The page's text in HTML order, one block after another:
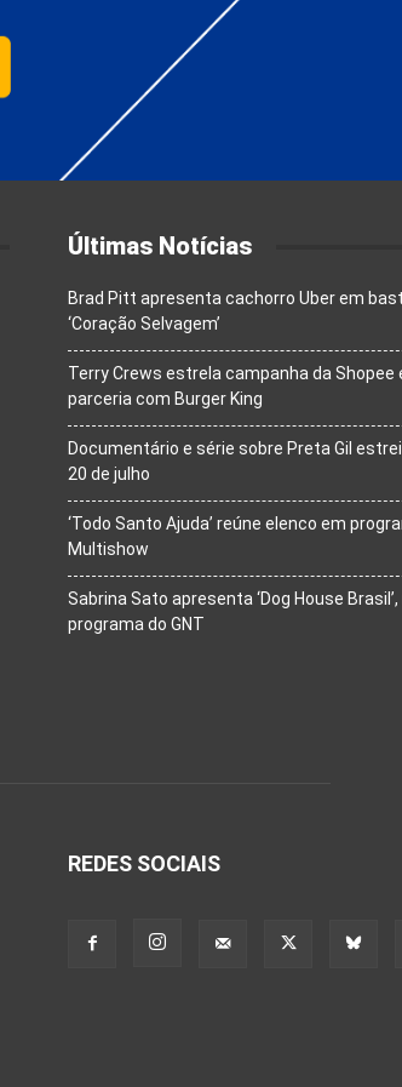
Últimas Notícias
Brad Pitt apresenta cachorro Uber em
‘Coração Selvagem’
Terry Crews estrela campanha da Shopee
parceria com Burger King
Documentário e série sobre Preta Gil
20 de julho
‘Todo Santo Ajuda’ reúne elenco em
Multishow
Sabrina Sato apresenta ‘Dog House Brasil’,
programa do GNT
REDES SOCIAIS